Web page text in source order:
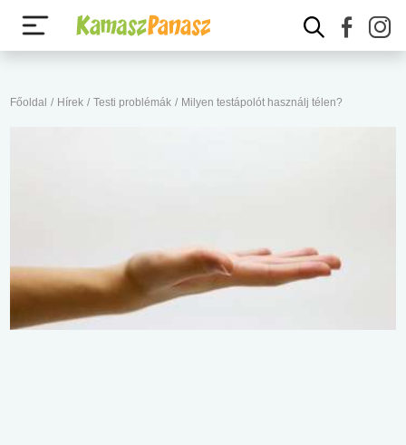
Főoldal / Hírek / Testi problémák / Milyen testápolót használj télen?